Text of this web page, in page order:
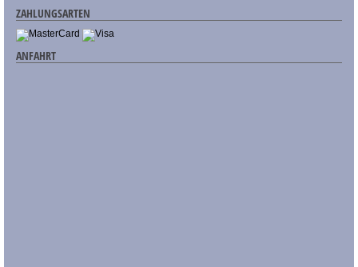
ZAHLUNGSARTEN
ANFAHRT